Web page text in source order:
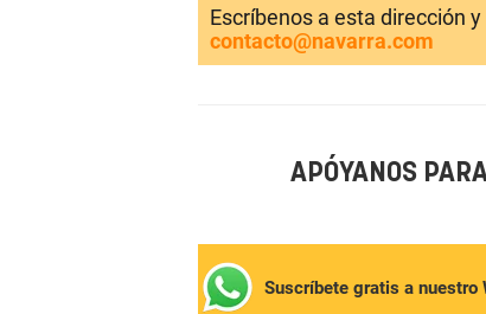
Escríbenos a esta dirección
contacto@navarra.com
APÓYANOS
Suscríbete gratis a nuestro